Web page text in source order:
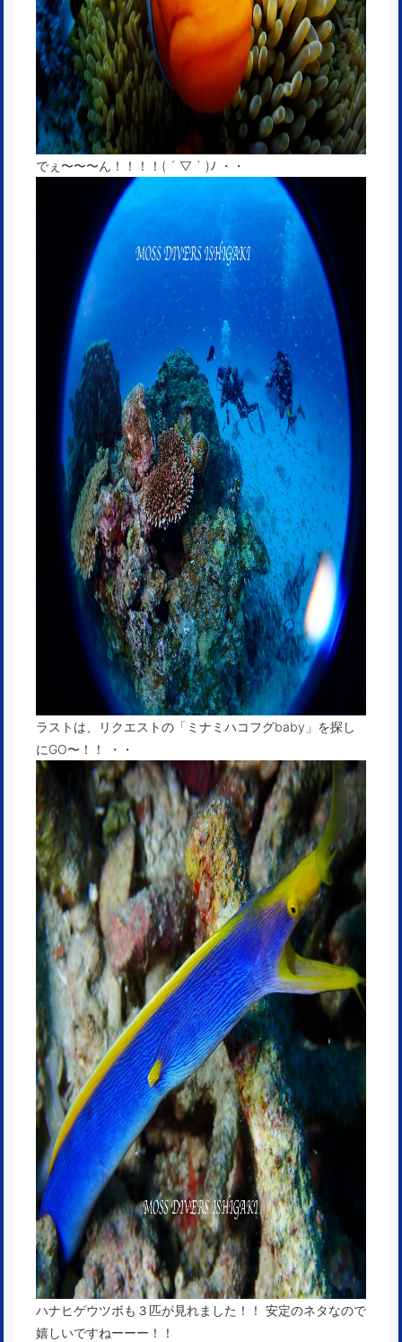
でぇ〜〜〜ん！！！！( ´ ▽ ` )ﾉ ・・
ラストは、リクエストの「ミナミハコフグbaby」を探し
にGO〜！！ ・・
ハナヒゲウツボも３匹が見れました！！ 安定のネタなので
嬉しいですねーーー！！